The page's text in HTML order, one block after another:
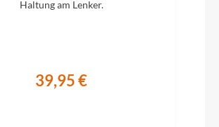
Haltung am Lenker.
39,95 €